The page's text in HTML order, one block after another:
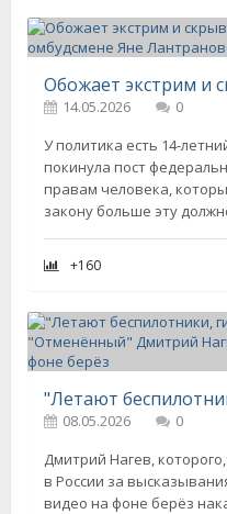
14.05.2026
0
У политика есть 14-
покинула пост
правам человека,
закону больше эту
+160
08.05.2026
0
Дмитрий Нагев,
в России за
видео на фоне берёз